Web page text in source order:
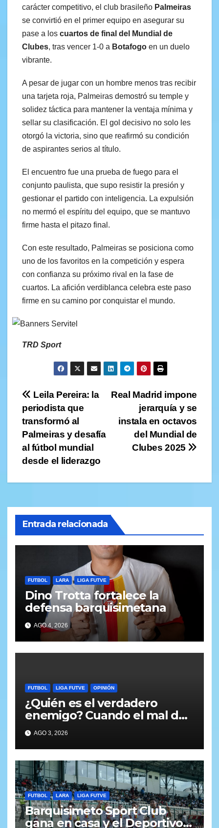
carácter competitivo, el club brasileño Palmeiras
se convirtió en el primer equipo en asegurar su
pase a los cuartos de final del Mundial de
Clubes, tras vencer 1-0 a Botafogo en un duelo
vibrante.
A pesar de jugar con un hombre menos tras recibir
una tarjeta roja, Palmeiras demostró su temple y
solidez táctica para mantener la ventaja mínima y
sellar su clasificación. El gol decisivo no solo les
otorgó la victoria, sino que reafirmó su condición
de aspirantes serios al título.
El encuentro fue una prueba de fuego para el
conjunto paulista, que supo resistir la presión y
gestionar el partido con inteligencia. La expulsión
no mermó el espíritu del equipo, que se mantuvo
firme hasta el pitazo final.
Con este resultado, Palmeiras se posiciona como
uno de los favoritos en la competición y espera
con confianza su próximo rival en la fase de
cuartos. La afición verdiblanca celebra este paso
firme en su camino por conquistar el mundo.
TRD Sport
Navegación
de
entradas
Real Madrid impone
jerarquía y se
instala en octavos
del Mundial de
Clubes 2025
Leila Pereira: la
periodista que
transformó al
Palmeiras y desafía
al fútbol mundial
desde el liderazgo
Entrada relacionada
FUTBOL LARA LIGA FUTVE
Dino Trotta fortalece la
defensa barquisimetana
AGO 4, 2026
FUTBOL LIGA FUTVE OPINIÓN
¿Quién es el verdadero
enemigo? Cuando el mal del
fútbol viene desde adentro
AGO 3, 2026
FUTBOL LARA LIGA FUTVE
Barquisimeto Sport Club
gana en casa y el Deportivo